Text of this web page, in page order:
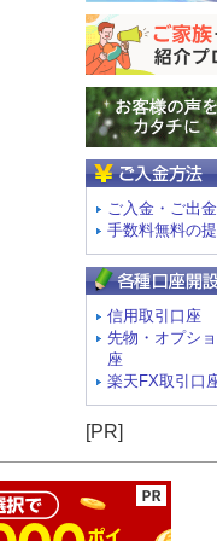
ご入金・ご出
手数料無料の
信用取引口座
先物・オプシ
座
楽天FX取引口
[PR]